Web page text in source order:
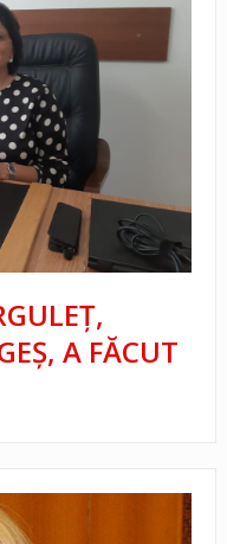
A FĂCUT